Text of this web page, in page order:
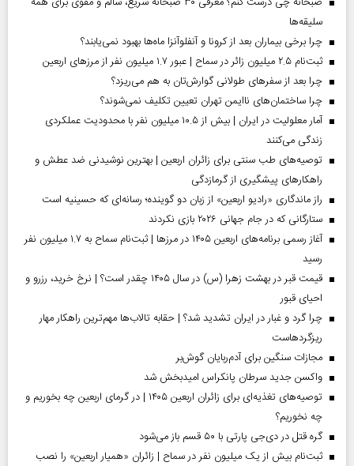
سلیقه‌ها
چرا برخی بیماران بعد از کرونا و آنفلوآنزا ماه‌ها بهبود نمی‌یابند؟
ثبت‌نام ۲.۵ میلیون زائر در سماح | عبور ۱.۷ میلیون نفر از مرز‌های اربعین
چرا بعد از سفرهای طولانی گوارش‌تان به هم می‌ریزد؟
چرا ساختمان‌های ناایمن تهران تعیین تکلیف نمی‌شوند؟
آمار معلولیت در ایران | بیش از ۱۰.۵ میلیون نفر با محدودیت عملکردی
زندگی می‌کنند
توصیه‌های طب سنتی برای زائران اربعین | بهترین نوشیدنی ضد عطش و
راهکارهای پیشگیری از گرمازدگی
راز ماندگاری «رادیو اربعین» از زبان دو گوینده؛ رسانه‌ای که حسینیه است
ستارگانی که در جام جهانی ۲۰۲۶ بازی نکردند
آغاز رسمی برنامه‌های اربعین ۱۴۰۵ در مرز‌ها | ثبت‌نام سماح به ۱.۷ میلیون نفر
رسید
قیمت قبر در بهشت زهرا (س) در سال ۱۴۰۵ چقدر است؟ | نرخ خرید، رزرو و
احیای قبور
چرا گرد و غبار در ایران تشدید شد؟ | حقابه تالاب‌ها مهم‌ترین راهکار مهار
ریزگردهاست
مجازات سنگین برای آدم‌ربایان گوش‌بر
واکسن جدید سرطان پانکراس امیدبخش شد
توصیه‌های تغذیه‌ای برای زائران اربعین ۱۴۰۵ | در گرمای اربعین چه بخوریم و
چه نخوریم؟
گره قتل در دی‌جی پارتی با ۵۰ قسم باز می‌شود
ثبت‌نام بیش از یک میلیون نفر در سماح | زائران «همیار اربعین» را نصب